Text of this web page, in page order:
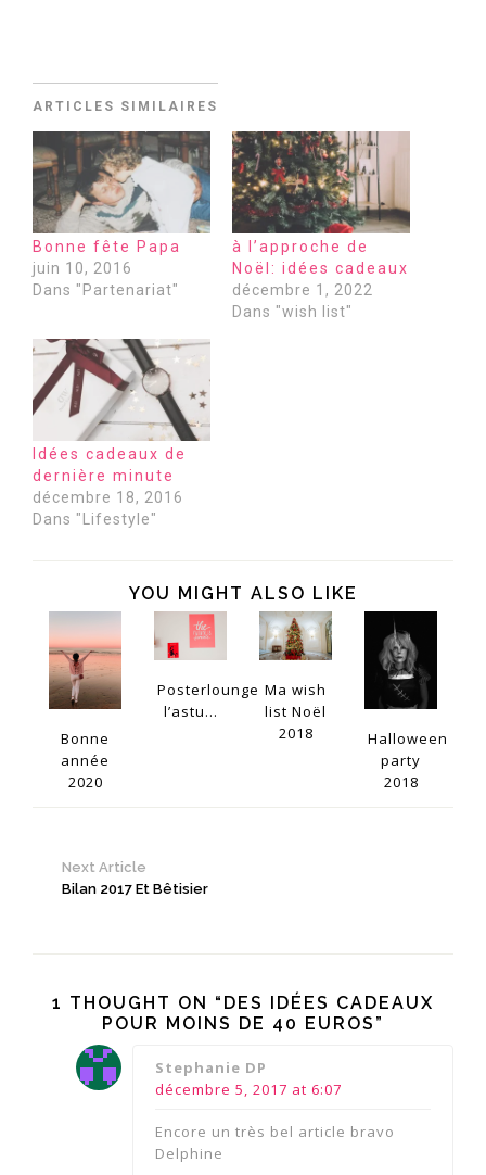
ARTICLES SIMILAIRES
Bonne fête Papa
juin 10, 2016
Dans "Partenariat"
à l’approche de
Noël: idées cadeaux
décembre 1, 2022
Dans "wish list"
Idées cadeaux de
dernière minute
décembre 18, 2016
Dans "Lifestyle"
YOU MIGHT ALSO LIKE
Bonne
année
2020
Posterlounge:
l’astu...
Ma wish
list Noël
2018
Halloween
party
2018
Next Article
Bilan 2017 Et Bêtisier
1 THOUGHT ON “DES IDÉES CADEAUX
POUR MOINS DE 40 EUROS”
Stephanie DP
décembre 5, 2017 at 6:07
Encore un très bel article bravo
Delphine